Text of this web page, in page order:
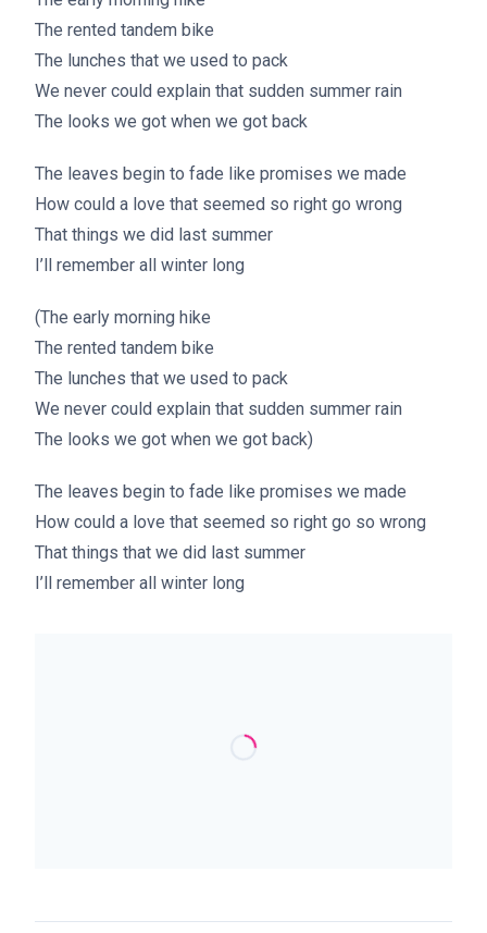
The rented tandem bike
The lunches that we used to pack
We never could explain that sudden summer rain
The looks we got when we got back
The leaves begin to fade like promises we made
How could a love that seemed so right go wrong
That things we did last summer
I’ll remember all winter long
(The early morning hike
The rented tandem bike
The lunches that we used to pack
We never could explain that sudden summer rain
The looks we got when we got back)
The leaves begin to fade like promises we made
How could a love that seemed so right go so wrong
That things that we did last summer
I’ll remember all winter long